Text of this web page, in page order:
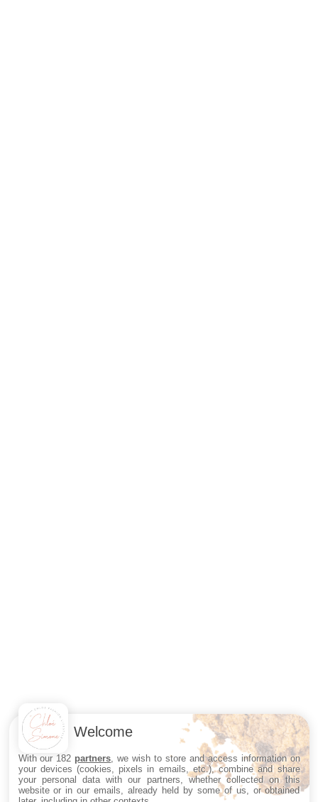
Welcome
With our 182 partners , we wish to store and access information on
your devices (cookies, pixels in emails, etc.), combine and share
your personal data with our partners, whether collected on this
website or in our emails, already held by some of us, or obtained